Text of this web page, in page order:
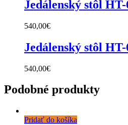
Jedálenský stôl
540,00€
Jedálenský stôl
540,00€
Podobné produkty
Pridať do košíka